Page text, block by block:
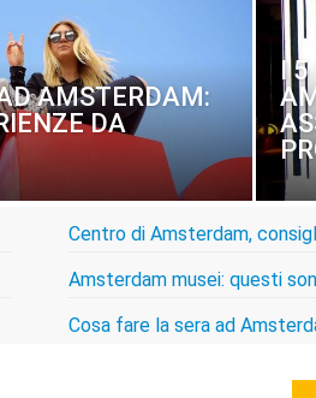
AMSTERDAM:
DA
I
Centro di Amsterdam,
Amsterdam musei: questi
Cosa fare la sera ad